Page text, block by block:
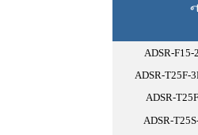
ADSR-
ADSR-T25F-
ADSR-
ADSR-